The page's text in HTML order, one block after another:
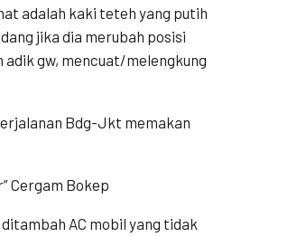
adalah kaki teteh yang putih
jika dia merubah posisi
adik gw, mencuat/melengkung
Bdg-Jkt memakan
Cergam Bokep
AC mobil yang tidak